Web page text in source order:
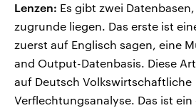
Lenzen: Es gibt zwei
zugrunde liegen. Das erste ist
zuerst auf Englisch sagen, eine
and Output-Datenbasis. Diese
auf Deutsch Volkswirtschaftliche
Verflechtungsanalyse. Das ist